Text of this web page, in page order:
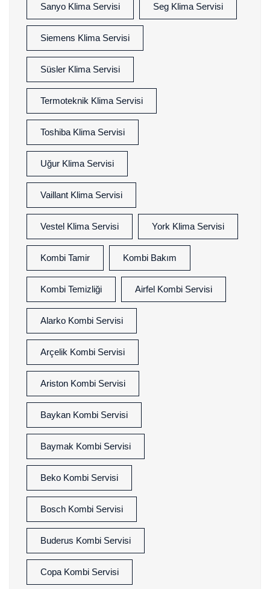
Sanyo Klima Servisi Seg Klima Servisi
Siemens Klima Servisi
Süsler Klima Servisi
Termoteknik Klima Servisi
Toshiba Klima Servisi
Uğur Klima Servisi
Vaillant Klima Servisi
Vestel Klima Servisi York Klima Servisi
Kombi Tamir Kombi Bakım
Kombi Temizliği Airfel Kombi Servisi
Alarko Kombi Servisi
Arçelik Kombi Servisi
Ariston Kombi Servisi
Baykan Kombi Servisi
Baymak Kombi Servisi
Beko Kombi Servisi
Bosch Kombi Servisi
Buderus Kombi Servisi
Copa Kombi Servisi